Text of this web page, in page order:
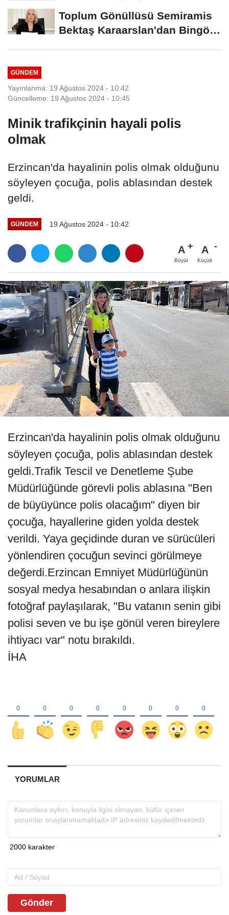
Toplum Gönüllüsü Semiramis
Bektaş Karaarslan'dan Bingöl
GÜNDEM
Yayınlanma: 19 Ağustos 2024 - 10:42
Güncelleme: 19 Ağustos 2024 - 10:45
Minik trafikçinin hayali polis
olmak
Erzincan'da hayalinin polis olmak olduğunu
söyleyen çocuğa, polis ablasından destek
geldi.
GÜNDEM 19 Ağustos 2024 - 10:42
A
Büyüt
A
Küçült
Erzincan'da hayalinin polis olmak olduğunu
söyleyen çocuğa, polis ablasından destek
geldi.Trafik Tescil ve Denetleme Şube
Müdürlüğünde görevli polis ablasına "Ben
de büyüyünce polis olacağım" diyen bir
çocuğa, hayallerine giden yolda destek
verildi. Yaya geçidinde duran ve sürücüleri
yönlendiren çocuğun sevinci görülmeye
değerdi.Erzincan Emniyet Müdürlüğünün
sosyal medya hesabından o anlara ilişkin
fotoğraf paylaşılarak, "Bu vatanın senin gibi
polisi seven ve bu işe gönül veren bireylere
ihtiyacı var" notu bırakıldı.
İHA
YORUMLAR
Gönder